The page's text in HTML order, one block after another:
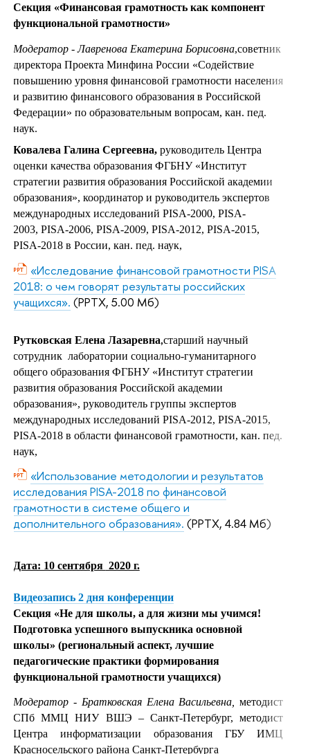
Секция «Финансовая грамотность как компонент
функциональной грамотности»
Модератор - Лавренова Екатерина Борисовна,советник
директора Проекта Минфина России «Содействие
повышению уровня финансовой грамотности населения
и развитию финансового образования в Российской
Федерации» по образовательным вопросам, кан. пед.
наук.
Ковалева Галина Сергеевна, руководитель Центра
оценки качества образования ФГБНУ «Институт
стратегии развития образования Российской академии
образования», координатор и руководитель экспертов
международных исследований PISA-2000, PISA-
2003, PISA-2006, PISA-2009, PISA-2012, PISA-2015,
PISA-2018 в России, кан. пед. наук,
«Исследование финансовой грамотности PISA
2018: о чем говорят результаты российских
учащихся». (PPTX, 5.00 Мб)
Рутковская Елена Лазаревна,старший научный
сотрудник лаборатории социально-гуманитарного
общего образования ФГБНУ «Институт стратегии
развития образования Российской академии
образования», руководитель группы экспертов
международных исследований PISA-2012, PISA-2015,
PISA-2018 в области финансовой грамотности, кан. пед.
наук,
«Использование методологии и результатов
исследования PISA-2018 по финансовой
грамотности в системе общего и
дополнительного образования». (PPTX, 4.84 Мб)
Дата: 10 сентября 2020 г.
Видеозапись 2 дня конференции
Секция «Не для школы, а для жизни мы учимся!
Подготовка успешного выпускника основной
школы» (региональный аспект, лучшие
педагогические практики формирования
функциональной грамотности учащихся)
Модератор - Братковская Елена Васильевна,методист
СПб ММЦ НИУ ВШЭ – Санкт-Петербург, методист
Центра информатизации образования ГБУ ИМЦ
Красносельского района Санкт-Петербурга